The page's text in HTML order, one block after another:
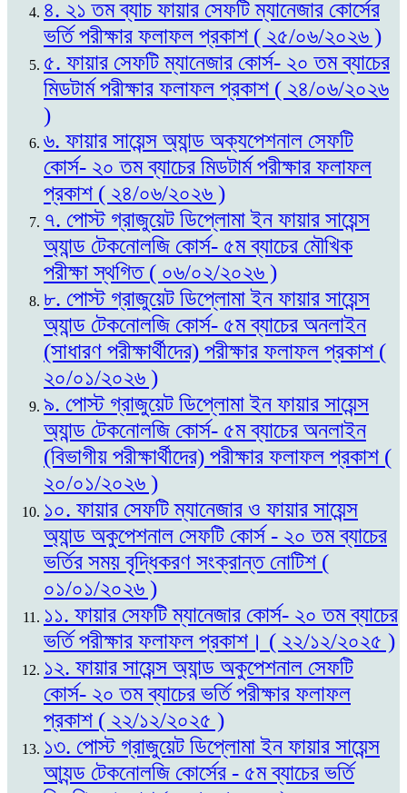
৪. ২১ তম ব্যাচ ফায়ার সেফটি ম্যানেজার কোর্সের
ভর্তি পরীক্ষার ফলাফল প্রকাশ ( ২৫/০৬/২০২৬ )
৫. ফায়ার সেফটি ম্যানেজার কোর্স- ২০ তম ব্যাচের
মিডটার্ম পরীক্ষার ফলাফল প্রকাশ ( ২৪/০৬/২০২৬
)
৬. ফায়ার সায়েন্স অ্যান্ড অক্যপেশনাল সেফটি
কোর্স- ২০ তম ব্যাচের মিডটার্ম পরীক্ষার ফলাফল
প্রকাশ ( ২৪/০৬/২০২৬ )
৭. পোস্ট গ্রাজুয়েট ডিপ্লোমা ইন ফায়ার সায়েন্স
অ্যান্ড টেকনোলজি কোর্স- ৫ম ব্যাচের মৌখিক
পরীক্ষা স্থগিত ( ০৬/০২/২০২৬ )
৮. পোস্ট গ্রাজুয়েট ডিপ্লোমা ইন ফায়ার সায়েন্স
অ্যান্ড টেকনোলজি কোর্স- ৫ম ব্যাচের অনলাইন
(সাধারণ পরীক্ষার্থীদের) পরীক্ষার ফলাফল প্রকাশ (
২০/০১/২০২৬ )
৯. পোস্ট গ্রাজুয়েট ডিপ্লোমা ইন ফায়ার সায়েন্স
অ্যান্ড টেকনোলজি কোর্স- ৫ম ব্যাচের অনলাইন
(বিভাগীয় পরীক্ষার্থীদের) পরীক্ষার ফলাফল প্রকাশ (
২০/০১/২০২৬ )
১০. ফায়ার সেফটি ম্যানেজার ও ফায়ার সায়েন্স
অ্যান্ড অকুপেশনাল সেফটি কোর্স - ২০ তম ব্যাচের
ভর্তির সময় বৃদ্ধিকরণ সংক্রান্ত নোটিশ (
০১/০১/২০২৬ )
১১. ফায়ার সেফটি ম্যানেজার কোর্স- ২০ তম ব্যাচের
ভর্তি পরীক্ষার ফলাফল প্রকাশ। ( ২২/১২/২০২৫ )
১২. ফায়ার সায়েন্স অ্যান্ড অকুপেশনাল সেফটি
কোর্স- ২০ তম ব্যাচের ভর্তি পরীক্ষার ফলাফল
প্রকাশ ( ২২/১২/২০২৫ )
১৩. পোস্ট গ্রাজুয়েট ডিপ্লোমা ইন ফায়ার সায়েন্স
আ্যন্ড টেকনোলজি কোর্সের - ৫ম ব্যাচের ভর্তি